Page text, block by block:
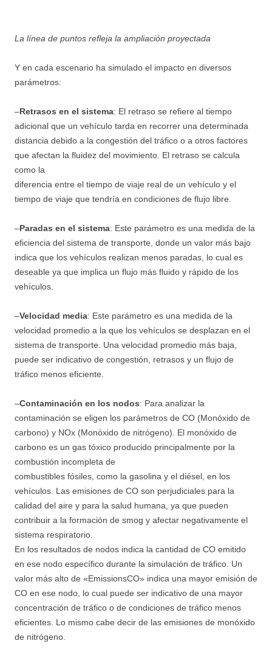
La línea de puntos refleja la ampliación proyectada
Y en cada escenario ha simulado el impacto en diversos
parámetros:
–Retrasos en el sistema: El retraso se refiere al tiempo
adicional que un vehículo tarda en recorrer una determinada
distancia debido a la congestión del tráfico o a otros factores
que afectan la fluidez del movimiento. El retraso se calcula
como la
diferencia entre el tiempo de viaje real de un vehículo y el
tiempo de viaje que tendría en condiciones de flujo libre.
–Paradas en el sistema: Este parámetro es una medida de la
eficiencia del sistema de transporte, donde un valor más bajo
indica que los vehículos realizan menos paradas, lo cual es
deseable ya que implica un flujo más fluido y rápido de los
vehículos.
–Velocidad media: Este parámetro es una medida de la
velocidad promedio a la que los vehículos se desplazan en el
sistema de transporte. Una velocidad promedio más baja,
puede ser indicativo de congestión, retrasos y un flujo de
tráfico menos eficiente.
–Contaminación en los nodos: Para analizar la
contaminación se eligen los parámetros de CO (Monóxido de
carbono) y NOx (Monóxido de nitrógeno). El monóxido de
carbono es un gas tóxico producido principalmente por la
combustión incompleta de
combustibles fósiles, como la gasolina y el diésel, en los
vehículos. Las emisiones de CO son perjudiciales para la
calidad del aire y para la salud humana, ya que pueden
contribuir a la formación de smog y afectar negativamente el
sistema respiratorio.
En los resultados de nodos indica la cantidad de CO emitido
en ese nodo específico durante la simulación de tráfico. Un
valor más alto de «EmissionsCO» indica una mayor emisión de
CO en ese nodo, lo cual puede ser indicativo de una mayor
concentración de tráfico o de condiciones de tráfico menos
eficientes. Lo mismo cabe decir de las emisiones de monóxido
de nitrógeno.